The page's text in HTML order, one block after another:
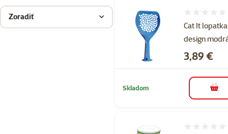
Zoradiť
Cat It lopatka
design
Cena
3,89 €
Skladom do